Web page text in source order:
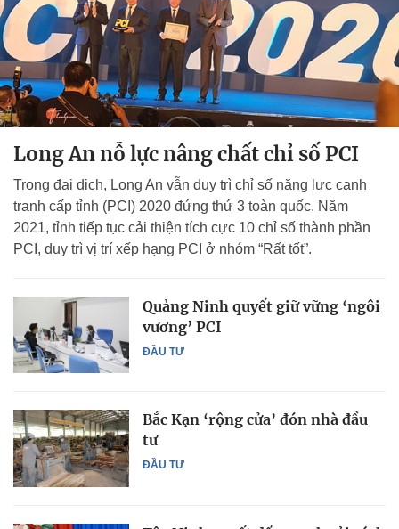
Long An nỗ lực nâng chất chỉ số PCI
Trong đại dịch, Long An vẫn duy trì chỉ số năng lực cạnh
tranh cấp tỉnh (PCI) 2020 đứng thứ 3 toàn quốc. Năm
2021, tỉnh tiếp tục cải thiện tích cực 10 chỉ số thành phần
PCI, duy trì vị trí xếp hạng PCI ở nhóm “Rất tốt”.
ĐẦU TƯ
Quảng Ninh quyết giữ vững ‘ngôi
vương’ PCI
ĐẦU TƯ
Bắc Kạn ‘rộng cửa’ đón nhà đầu
tư